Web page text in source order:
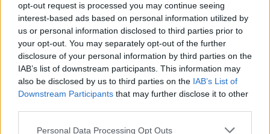
opt-out request is processed you may continue seeing
interest-based ads based on personal information utilized by
us or personal information disclosed to third parties prior to
your opt-out. You may separately opt-out of the further
disclosure of your personal information by third parties on the
IAB’s list of downstream participants. This information may
also be disclosed by us to third parties on the IAB’s List of
Downstream Participants that may further disclose it to other
Personal Data Processing Opt Outs
Marfin: Επιμένει ο δικηγόρος
της 46χρονης για την
ταυτοποίηση
ΠΡΙΝ 10 ΏΡΕΣ
Ο δικηγόρος της 46χρονης
κατηγορούμενης για την επίθεση
στη Marfin, επιμένει κατηγορηματικά πως
αστυνομία δεν στέκουν.